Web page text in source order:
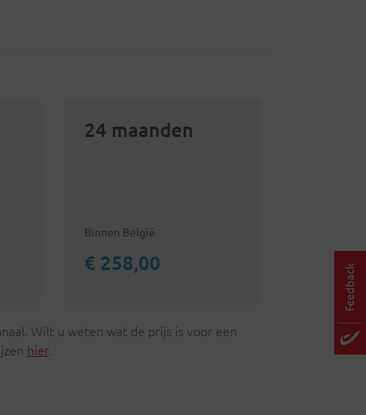
24 maanden
Binnen België
€ 258,00
Wilt u weten wat de prijs is voor een
hier.